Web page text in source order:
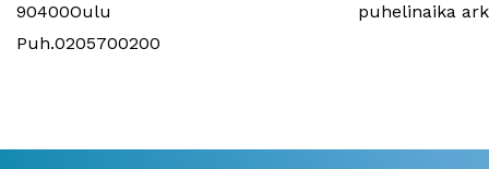
90400Oulu
Puh.0205700200
puhelinaika